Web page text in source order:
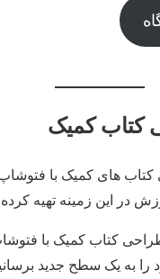
کمیک
های کمیک با فتوشاپ
در این زمینه تهیه کرده
کتاب کمیک با
را به یک سطح جدید